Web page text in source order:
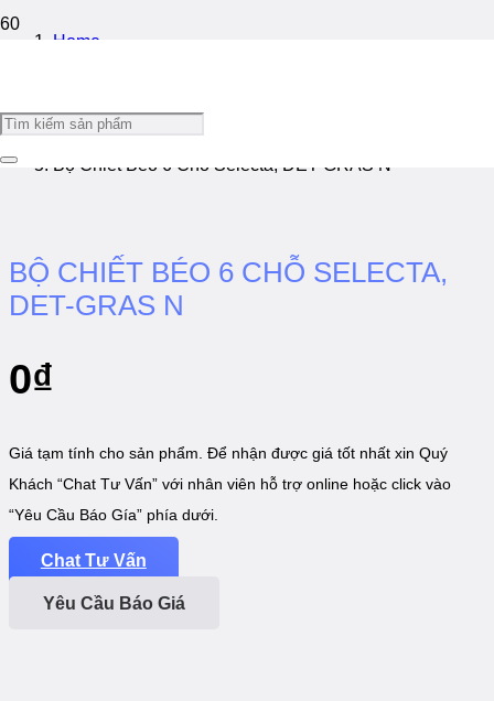
Home
/
Bộ Chiết Béo 6 Chỗ Selecta, DET-GRAS N
BỘ CHIẾT BÉO 6 CHỖ SELECTA,
DET-GRAS N
0₫
Giá tạm tính cho sản phẩm. Để nhận được giá tốt nhất xin Quý
Khách “Chat Tư Vấn” với nhân viên hỗ trợ online hoặc click vào
“Yêu Cầu Báo Gía” phía dưới.
Chat Tư Vấn
Yêu Cầu Báo Giá